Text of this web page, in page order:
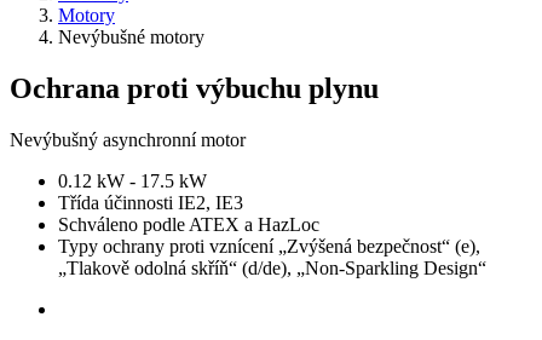
Motory
Nevýbušné motory
Ochrana proti výbuchu plynu
Nevýbušný asynchronní motor
0.12 kW - 17.5 kW
Třída účinnosti IE2, IE3
Schváleno podle ATEX a HazLoc
Typy ochrany proti vznícení „Zvýšená bezpečnost“ (e),
„Tlakově odolná skříň“ (d/de), „Non-Sparkling Design“